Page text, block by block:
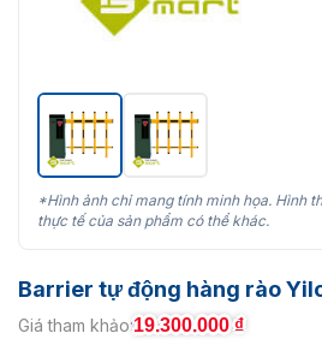
*Hình ảnh chỉ mang tính minh họa. Hình
thực tế của sản phẩm có thể khác.
Barrier tự động hàng rào
Giá tham khảo:19.300.000₫